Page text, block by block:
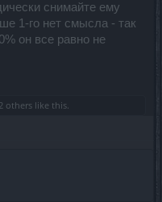
снимайте ему
1-го нет смысла - так
он все равно не
2 others like this.